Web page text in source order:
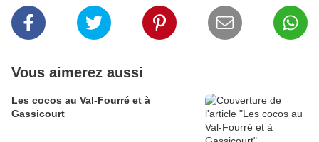
Vous aimerez aussi
Les cocos au Val-Fourré et à
Gassicourt